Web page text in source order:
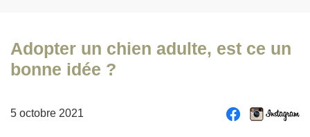
Adopter un chien adulte, est ce un
bonne idée ?
5 octobre 2021